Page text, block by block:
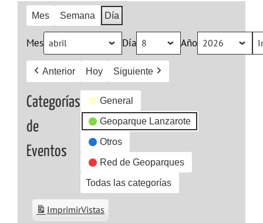
Mes Semana Día
Mes Día Año
Anterior Hoy Siguiente
Categorías
de
Eventos
General
Geoparque Lanzarote
Otros
Red de Geoparques
Todas las categorías
ImprimirVistas